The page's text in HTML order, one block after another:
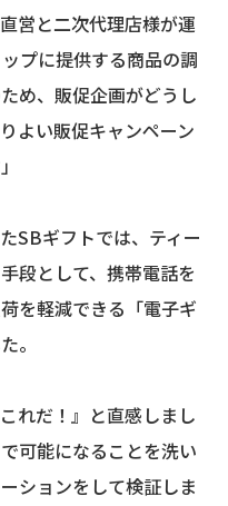
営と二次代理店様が運
プに提供する商品の調
め、販促企画がどうし
よい販促キャンペーン
SBギフトでは、ティー
段として、携帯電話を
を軽減できる「電子ギ
。
れだ！』と直感しまし
可能になることを洗い
ションをして検証しま